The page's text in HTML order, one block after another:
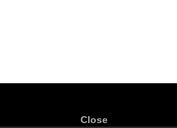
Close